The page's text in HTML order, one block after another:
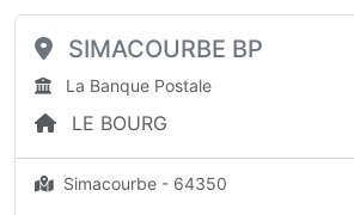
SIMACOURBE BP
La Banque Postale
LE BOURG
Simacourbe - 64350